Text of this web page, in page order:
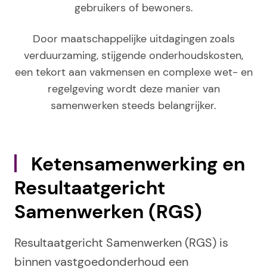
gebruikers of bewoners.
Door maatschappelijke uitdagingen zoals
verduurzaming, stijgende onderhoudskosten,
een tekort aan vakmensen en complexe wet- en
regelgeving wordt deze manier van
samenwerken steeds belangrijker.
Ketensamenwerking en
Resultaatgericht
Samenwerken (RGS)
Resultaatgericht Samenwerken (RGS) is
binnen vastgoedonderhoud een